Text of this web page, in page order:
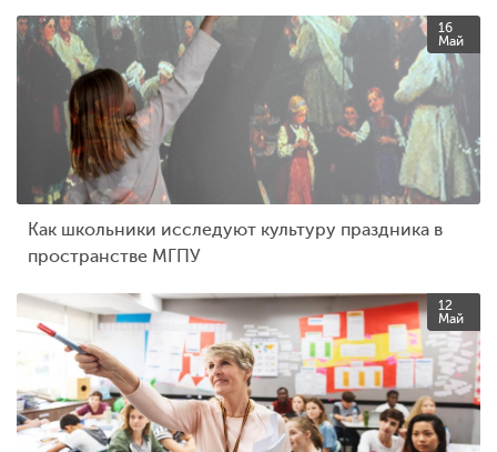
16
Май
Как школьники исследуют культуру праздника в
пространстве МГПУ
12
Май